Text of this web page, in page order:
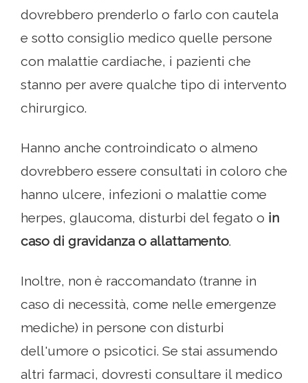
dovrebbero prenderlo o farlo con cautela
e sotto consiglio medico quelle persone
con malattie cardiache, i pazienti che
stanno per avere qualche tipo di intervento
chirurgico.
Hanno anche controindicato o almeno
dovrebbero essere consultati in coloro che
hanno ulcere, infezioni o malattie come
herpes, glaucoma, disturbi del fegato o in
caso di gravidanza o allattamento.
Inoltre, non è raccomandato (tranne in
caso di necessità, come nelle emergenze
mediche) in persone con disturbi
dell'umore o psicotici. Se stai assumendo
altri farmaci, dovresti consultare il medico